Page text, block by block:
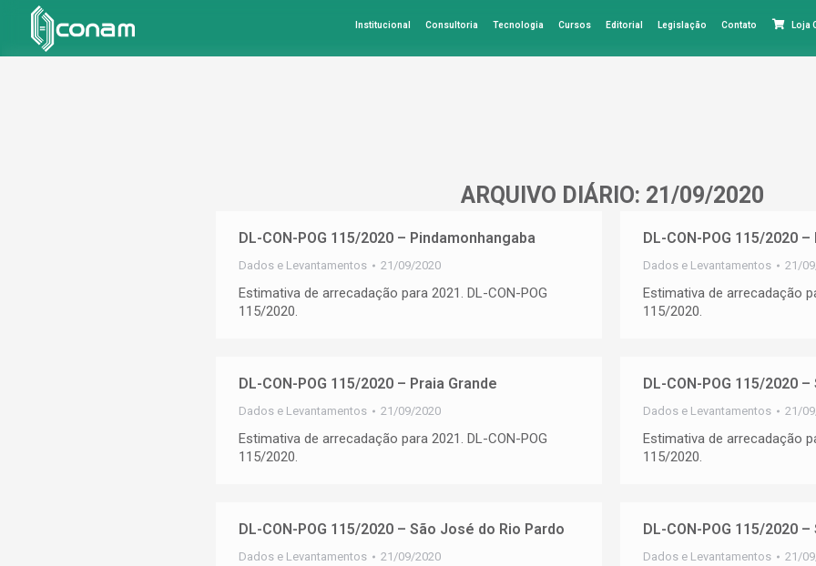
Institucional Consultoria Tecnologia Cursos Editorial Legislação Contato Loja
ARQUIVO DIÁRIO: 21/09/2020
DL-CON-POG 115/2020 – Pindamonhangaba
Dados e Levantamentos 21/09/2020
Estimativa de arrecadação para 2021. DL-CON-POG
115/2020.
DL-CON-POG 115/2020
Dados e Levantamentos 21/
Estimativa de arrecadação
115/2020.
DL-CON-POG 115/2020 – Praia Grande
Dados e Levantamentos 21/09/2020
Estimativa de arrecadação para 2021. DL-CON-POG
115/2020.
DL-CON-POG 115/2020
Dados e Levantamentos 21/
Estimativa de arrecadação
115/2020.
DL-CON-POG 115/2020 – São José do Rio Pardo
Dados e Levantamentos 21/09/2020
DL-CON-POG 115/2020
Dados e Levantamentos 21/